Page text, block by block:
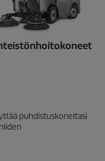
puhdistuskoneitasi